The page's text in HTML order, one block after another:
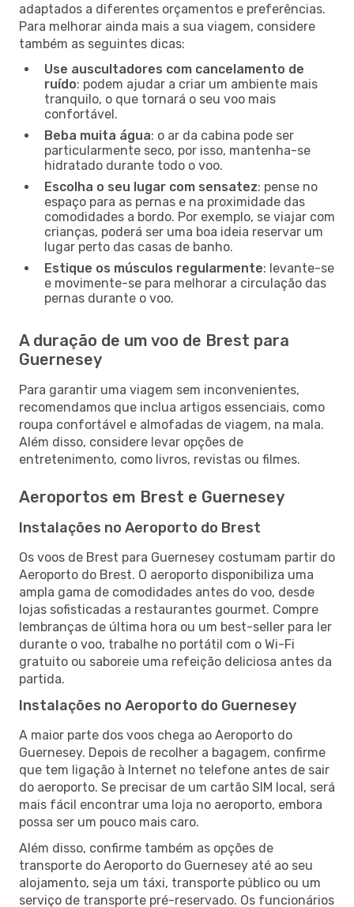
adaptados a diferentes orçamentos e preferências.
Para melhorar ainda mais a sua viagem, considere
também as seguintes dicas:
Use auscultadores com cancelamento de
ruído: podem ajudar a criar um ambiente mais
tranquilo, o que tornará o seu voo mais
confortável.
Beba muita água: o ar da cabina pode ser
particularmente seco, por isso, mantenha-se
hidratado durante todo o voo.
Escolha o seu lugar com sensatez: pense no
espaço para as pernas e na proximidade das
comodidades a bordo. Por exemplo, se viajar com
crianças, poderá ser uma boa ideia reservar um
lugar perto das casas de banho.
Estique os músculos regularmente: levante-se
e movimente-se para melhorar a circulação das
pernas durante o voo.
A duração de um voo de Brest para
Guernesey
Para garantir uma viagem sem inconvenientes,
recomendamos que inclua artigos essenciais, como
roupa confortável e almofadas de viagem, na mala.
Além disso, considere levar opções de
entretenimento, como livros, revistas ou filmes.
Aeroportos em Brest e Guernesey
Instalações no Aeroporto do Brest
Os voos de Brest para Guernesey costumam partir do
Aeroporto do Brest. O aeroporto disponibiliza uma
ampla gama de comodidades antes do voo, desde
lojas sofisticadas a restaurantes gourmet. Compre
lembranças de última hora ou um best-seller para ler
durante o voo, trabalhe no portátil com o Wi-Fi
gratuito ou saboreie uma refeição deliciosa antes da
partida.
Instalações no Aeroporto do Guernesey
A maior parte dos voos chega ao Aeroporto do
Guernesey. Depois de recolher a bagagem, confirme
que tem ligação à Internet no telefone antes de sair
do aeroporto. Se precisar de um cartão SIM local, será
mais fácil encontrar uma loja no aeroporto, embora
possa ser um pouco mais caro.
Além disso, confirme também as opções de
transporte do Aeroporto do Guernesey até ao seu
alojamento, seja um táxi, transporte público ou um
serviço de transporte pré-reservado. Os funcionários